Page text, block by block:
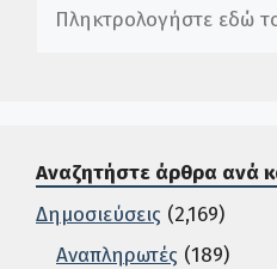
Αναζητήστε άρθρα ανά
Δημοσιεύσεις (2,169)
Αναπληρωτές (189)